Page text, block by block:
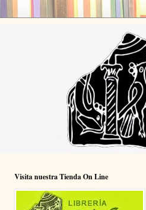
Visita nuestra Tienda On Line